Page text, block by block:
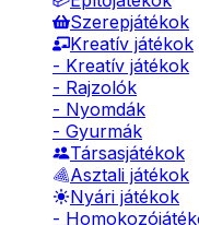
Szerepjátékok
Kreatív játékok
- Kreatív játékok
- Rajzolók
- Nyomdák
- Gyurmák
Társasjátékok
Asztali játékok
Nyári játékok
-